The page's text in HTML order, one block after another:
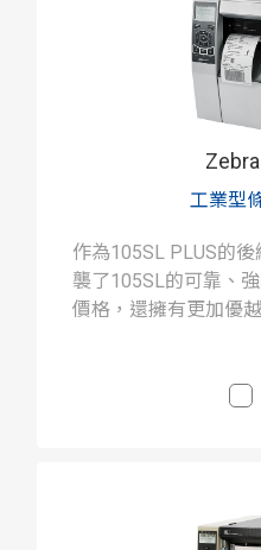
工業型
作為105SL PLUS的
襲了105SL的可靠、
價格，還擁有更加優